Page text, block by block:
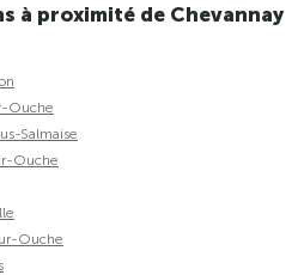
à proximité de Chevannay
Ouche
Salmaise
Ouche
Ouche